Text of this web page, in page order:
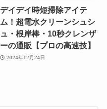
デイデイ時短掃除アイテ
ム！超電水クリーンシュシ
ュ・根岸棒・10秒クレンザ
ーの通販【プロの高速技】
2024年12月24日